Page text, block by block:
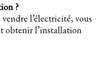
?
l’électricité, vous
obtenir l’installation